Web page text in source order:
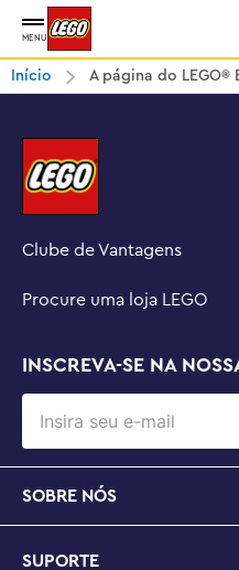
MENU
Início A página do
Clube de Vantagens
Procure uma loja LEGO
INSCREVA-SE NA
SOBRE NÓS
SUPORTE